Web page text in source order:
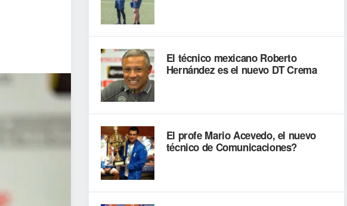
El técnico mexicano Roberto
Hernández es el nuevo DT Crema
El profe Mario Acevedo, el nuevo
técnico de Comunicaciones?